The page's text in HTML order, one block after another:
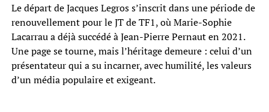
Le départ de Jacques Legros s’inscrit dans une période de
renouvellement pour le JT de TF1, où Marie-Sophie
Lacarrau a déjà succédé à Jean-Pierre Pernaut en 2021.
Une page se tourne, mais l’héritage demeure : celui d’un
présentateur qui a su incarner, avec humilité, les valeurs
d’un média populaire et exigeant.